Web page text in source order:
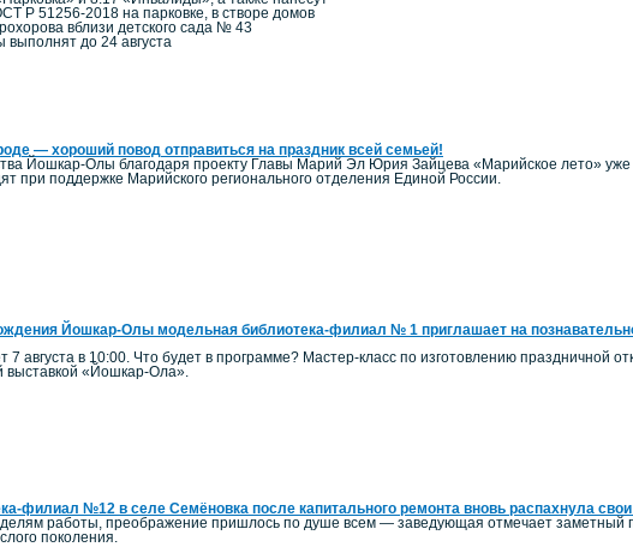
Р 51256-2018 на парковке, в створе домов
вблизи детского сада № 43
до 24 августа
— хороший повод отправиться на праздник всей семьей!
Йошкар-Олы благодаря проекту Главы Марий Эл Юрия Зайцева «Марийское лето» уже
при поддержке Марийского регионального отделения Единой России.
Йошкар-Олы модельная библиотека-филиал № 1 приглашает на
7 августа в 10:00. Что будет в программе? Мастер-класс по изготовлению праздничной
выставкой «Йошкар-Ола».
филиал №12 в селе Семёновка после капитального ремонта вновь распахнула
работы, преображение пришлось по душе всем — заведующая отмечает заметный
поколения.